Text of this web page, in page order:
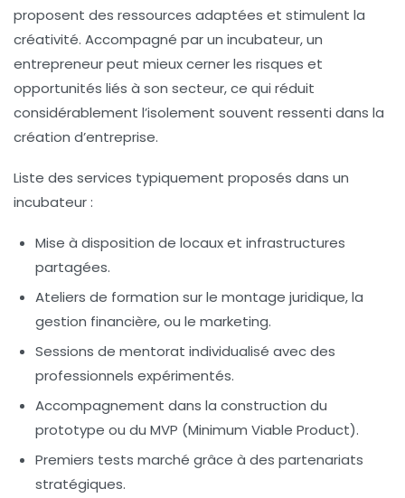
proposent des ressources adaptées et stimulent la
créativité. Accompagné par un incubateur, un
entrepreneur peut mieux cerner les risques et
opportunités liés à son secteur, ce qui réduit
considérablement l’isolement souvent ressenti dans la
création d’entreprise.
Liste des services typiquement proposés dans un
incubateur :
Mise à disposition de locaux et infrastructures
partagées.
Ateliers de formation sur le montage juridique, la
gestion financière, ou le marketing.
Sessions de mentorat individualisé avec des
professionnels expérimentés.
Accompagnement dans la construction du
prototype ou du MVP (Minimum Viable Product).
Premiers tests marché grâce à des partenariats
stratégiques.